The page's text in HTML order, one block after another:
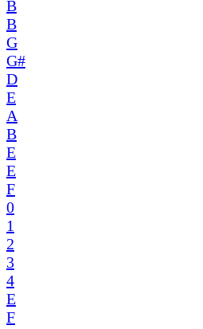
B
B
G
G#
D
E
A
B
E
E
F
0
1
2
3
4
E
F